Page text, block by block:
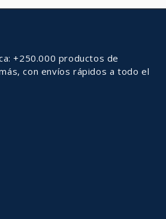
+250.000 productos de
con envíos rápidos a todo el